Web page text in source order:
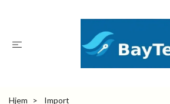
Hjem
Import